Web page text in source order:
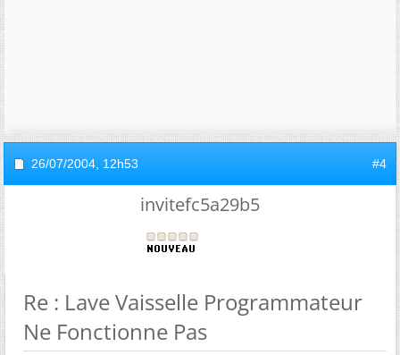
26/07/2004, 12h53 #4
invitefc5a29b5
Re : Lave Vaisselle Programmateur
Ne Fonctionne Pas